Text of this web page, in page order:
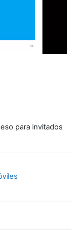
para invitados